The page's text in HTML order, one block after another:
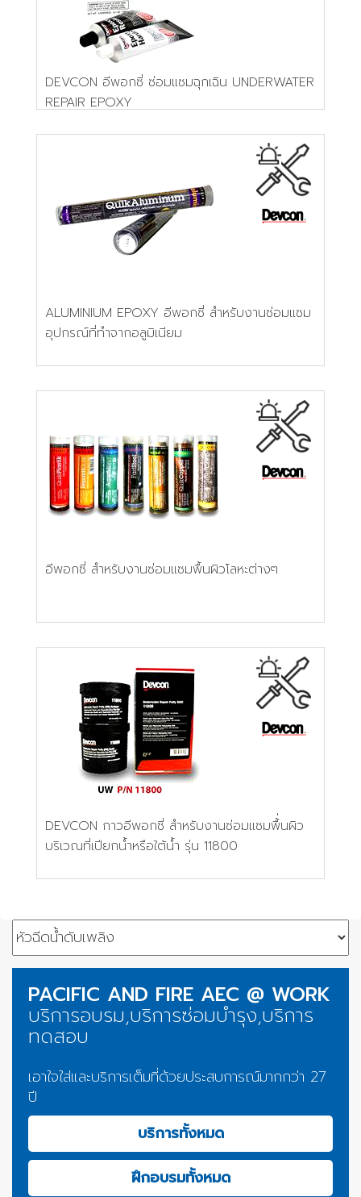
DEVCON อีพอกซี่ ซ่อมแซมฉุกเฉิน UNDERWATER
REPAIR EPOXY
ALUMINIUM EPOXY อีพอกซี่ สำหรับงานซ่อมแซม
อุปกรณ์ที่ทำจากอลูมิเนียม
อีพอกซี่ สำหรับงานซ่อมแซมพื้นผิวโลหะต่างๆ
DEVCON กาวอีพอกซี่ สำหรับงานซ่อมแซมพื้่นผิว
บริเวณที่เปียกน้ำหรือใต้น้ำ รุ่น 11800
PACIFIC AND FIRE AEC @ WORK
บริการอบรม,บริการซ่อมบำรุง,บริการ
ทดสอบ
เอาใจใส่และบริการเต็มที่ด้วยประสบการณ์มากกว่า 27
ปี
บริการทั้งหมด
ฝึกอบรมทั้งหมด